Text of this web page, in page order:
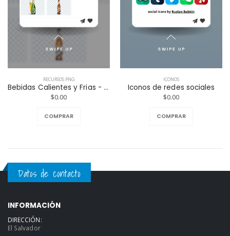
RECURSOS PNG
Bebidas Calientes y Frias - PNG Fondo Transparente
$0.00
COMPRAR
ICONOS
Iconos de redes sociales
$0.00
COMPRAR
Datos de contacto
INFORMACIÓN
DIRECCIÓN:
El Salvador